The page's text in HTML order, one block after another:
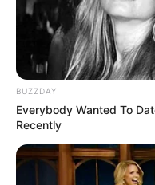
Se você gostou de
alfinetes em tecido
vamos adorar ouvir
Um abraço, e até a
BUZZDAY
Everybody Wanted To
Recently